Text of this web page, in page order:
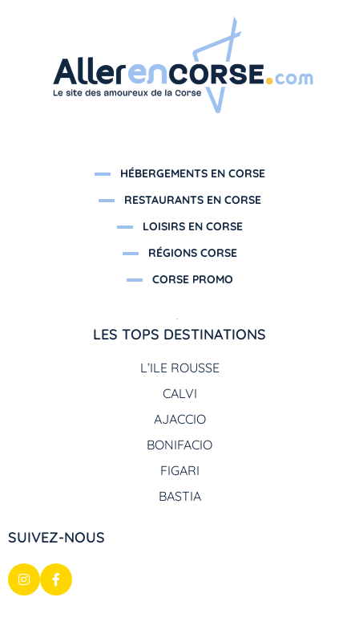
HÉBERGEMENTS EN CORSE
RESTAURANTS EN CORSE
LOISIRS EN CORSE
RÉGIONS CORSE
CORSE PROMO
LES TOPS DESTINATIONS
L’ILE ROUSSE
CALVI
AJACCIO
BONIFACIO
FIGARI
BASTIA
SUIVEZ-NOUS